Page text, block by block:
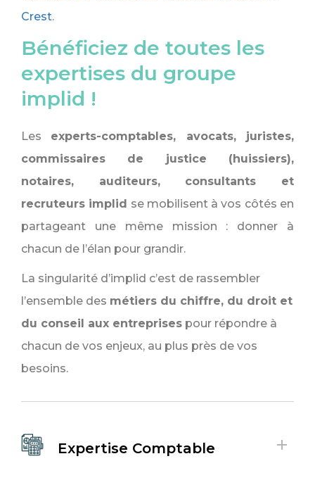
Crest.
Bénéficiez de toutes les
expertises du groupe
implid !
Les experts-comptables, avocats, juristes,
commissaires de justice (huissiers),
notaires, auditeurs, consultants et
recruteurs implid se mobilisent à vos côtés en
partageant une même mission : donner à
chacun de l’élan pour grandir.
La singularité d’implid c’est de rassembler
l’ensemble des métiers du chiffre, du droit et
du conseil aux entreprises pour répondre à
chacun de vos enjeux, au plus près de vos
besoins.
Expertise Comptable